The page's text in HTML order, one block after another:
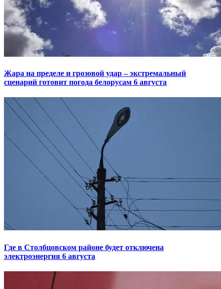
Жара на пределе и грозовой удар – экстремальный
сценарий готовит погода белорусам 6 августа
Где в Столбцовском районе будет отключена
электроэнергия 6 августа